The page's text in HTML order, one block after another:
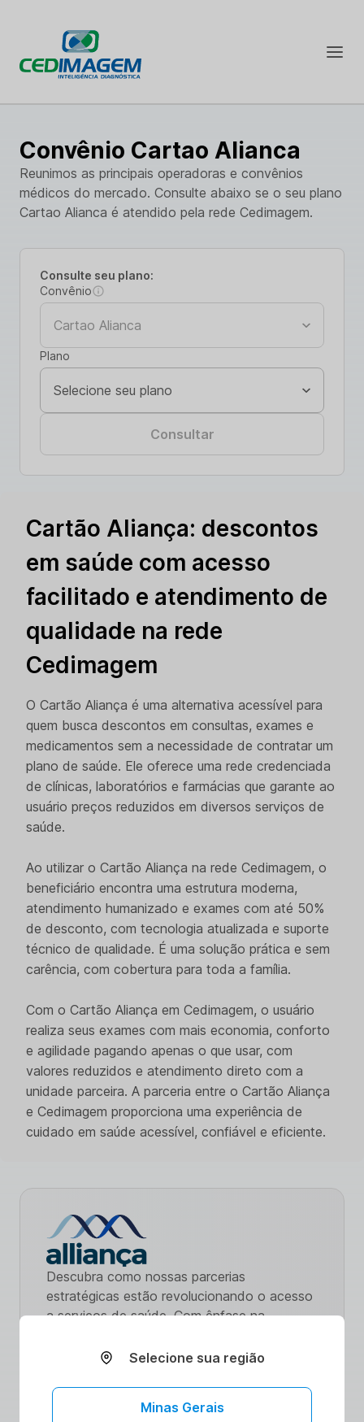
Convênio Cartao Alianca
Reunimos as principais operadoras e convênios
médicos do mercado. Consulte abaixo se o seu plano
Cartao Alianca é atendido pela rede Cedimagem.
Consulte seu plano:
Convênio
Plano
Consultar
Cartão Aliança: descontos
em saúde com acesso
facilitado e atendimento de
qualidade na rede
Cedimagem
O Cartão Aliança é uma alternativa acessível para
quem busca descontos em consultas, exames e
medicamentos sem a necessidade de contratar um
plano de saúde. Ele oferece uma rede credenciada
de clínicas, laboratórios e farmácias que garante ao
usuário preços reduzidos em diversos serviços de
saúde.
Ao utilizar o Cartão Aliança na rede Cedimagem, o
beneficiário encontra uma estrutura moderna,
atendimento humanizado e exames com até 50%
de desconto, com tecnologia atualizada e suporte
técnico de qualidade. É uma solução prática e sem
carência, com cobertura para toda a família.
Com o Cartão Aliança em Cedimagem, o usuário
realiza seus exames com mais economia, conforto
e agilidade pagando apenas o que usar, com
valores reduzidos e atendimento direto com a
unidade parceira. A parceria entre o Cartão Aliança
e Cedimagem proporciona uma experiência de
cuidado em saúde acessível, confiável e eficiente.
Descubra como nossas parcerias
estratégicas estão revolucionando o acesso
a serviços de saúde. Com ênfase na
oferecemos benefícios exclusivos e
comunidade comprometida com seu bem-
estar. Saiba mais sobre como nossas
Selecione sua região
Minas Gerais